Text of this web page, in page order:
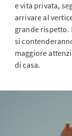
e vita privata,
arrivare al
grande rispetto.
si
maggiore
di casa.